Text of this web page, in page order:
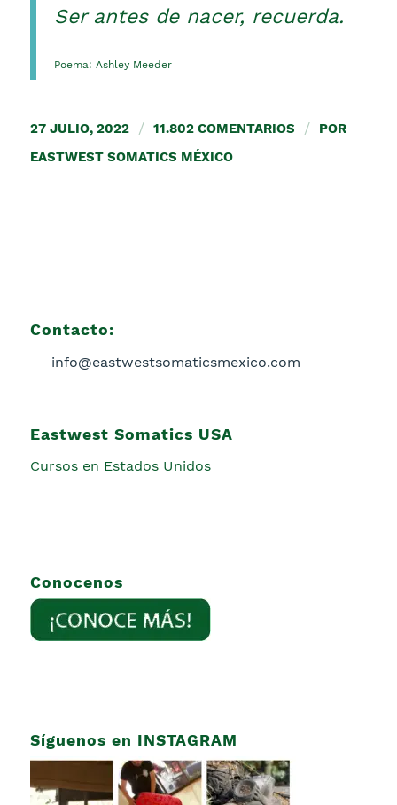
Ser antes de nacer, recuerda.
Poema: Ashley Meeder
27 JULIO, 2022 / 11.802 COMENTARIOS /
POR
EASTWEST SOMATICS MÉXICO
Contacto:
info@eastwestsomaticsmexico.com
Eastwest Somatics USA
Cursos en Estados Unidos
Conocenos
Síguenos en INSTAGRAM